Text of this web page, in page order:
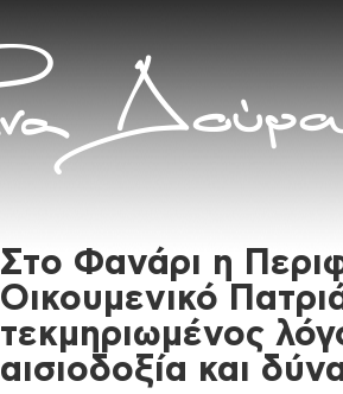
Στο Φανάρι η
Οικουμενικό
τεκμηριωμένος
αισιοδοξία και